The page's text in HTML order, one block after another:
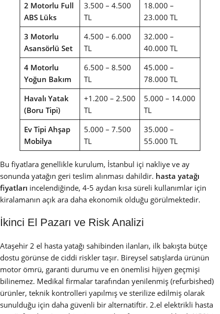
2 Motorlu Full
ABS Lüks
3.500 – 4.500
TL
18.000 –
23.000 TL
3 Motorlu
Asansörlü Set
4.500 – 6.000
TL
32.000 –
40.000 TL
4 Motorlu
Yoğun Bakım
6.500 – 8.500
TL
45.000 –
78.000 TL
Havalı Yatak
(Boru Tipi)
+1.200 – 2.500
TL
5.000 – 14.000
TL
Ev Tipi Ahşap
Mobilya
5.000 – 7.500
TL
35.000 –
55.000 TL
Bu fiyatlara genellikle kurulum, İstanbul içi nakliye ve ay
sonunda yatağın geri teslim alınması dahildir. hasta yatağı
fiyatları incelendiğinde, 4-5 aydan kısa süreli kullanımlar için
kiralamanın açık ara daha ekonomik olduğu görülmektedir.
İkinci El Pazarı ve Risk Analizi
Ataşehir 2 el hasta yatağı sahibinden ilanları, ilk bakışta bütçe
dostu görünse de ciddi riskler taşır. Bireysel satışlarda ürünün
motor ömrü, garanti durumu ve en önemlisi hijyen geçmişi
bilinemez. Medikal firmalar tarafından yenilenmiş (refurbished)
ürünler, teknik kontrolleri yapılmış ve sterilize edilmiş olarak
sunulduğu için daha güvenli bir alternatiftir. 2.el elektrikli hasta